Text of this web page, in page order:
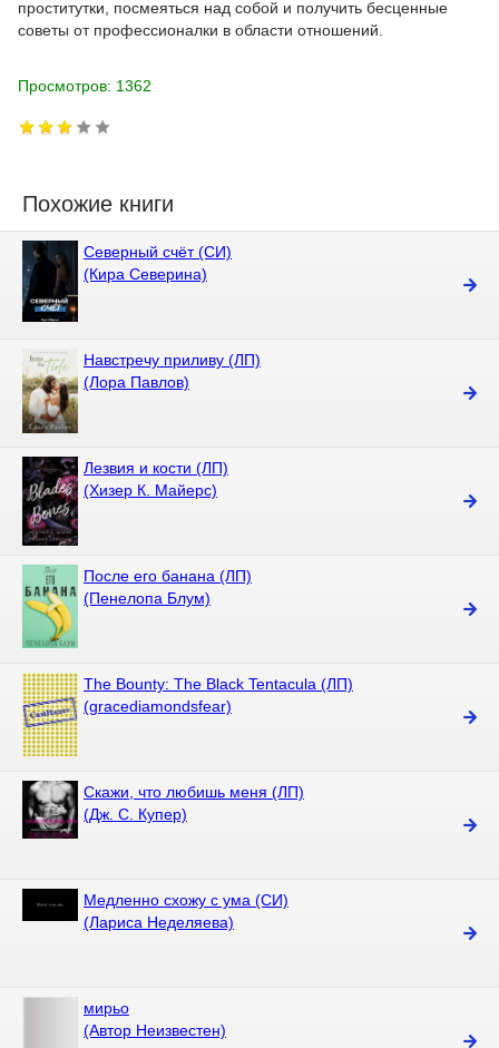
проститутки, посмеяться над собой и получить бесценные
советы от профессионалки в области отношений.
Просмотров: 1362
Похожие книги
Северный счёт (СИ)
(Кира Северина)
Навстречу приливу (ЛП)
(Лора Павлов)
Лезвия и кости (ЛП)
(Хизер К. Майерс)
После его банана (ЛП)
(Пенелопа Блум)
The Bounty: The Black Tentacula (ЛП)
(gracediamondsfear)
Скажи, что любишь меня (ЛП)
(Дж. С. Купер)
Медленно схожу с ума (СИ)
(Лариса Неделяева)
мирьо
(Автор Неизвестен)